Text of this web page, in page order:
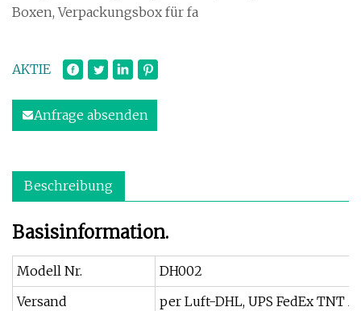
Boxen, Verpackungsbox für fa
AKTIE
Anfrage absenden
Beschreibung
Basisinformation.
Modell Nr.
DH002
Versand
per Luft-DHL, UPS FedEx TNT